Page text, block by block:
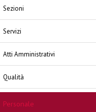
Sezioni
Servizi
Atti Amministrativi
Qualità
Personale